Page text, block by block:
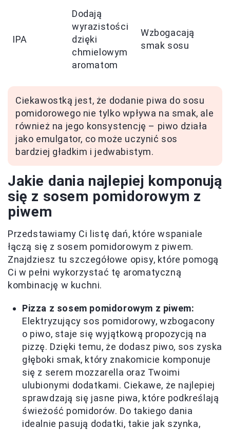
IPA
Dodają
wyrazistości
dzięki
chmielowym
aromatom
Wzbogacają
smak sosu
Ciekawostką jest, że dodanie piwa do sosu
pomidorowego nie tylko wpływa na smak, ale
również na jego konsystencję – piwo działa
jako emulgator, co może uczynić sos
bardziej gładkim i jedwabistym.
Jakie dania najlepiej komponują
się z sosem pomidorowym z
piwem
Przedstawiamy Ci listę dań, które wspaniale
łączą się z sosem pomidorowym z piwem.
Znajdziesz tu szczegółowe opisy, które pomogą
Ci w pełni wykorzystać tę aromatyczną
kombinację w kuchni.
Pizza z sosem pomidorowym z piwem:
Elektryzujący sos pomidorowy, wzbogacony
o piwo, staje się wyjątkową propozycją na
pizzę. Dzięki temu, że dodasz piwo, sos zyska
głęboki smak, który znakomicie komponuje
się z serem mozzarella oraz Twoimi
ulubionymi dodatkami. Ciekawe, że najlepiej
sprawdzają się jasne piwa, które podkreślają
świeżość pomidorów. Do takiego dania
idealnie pasują dodatki, takie jak szynka,